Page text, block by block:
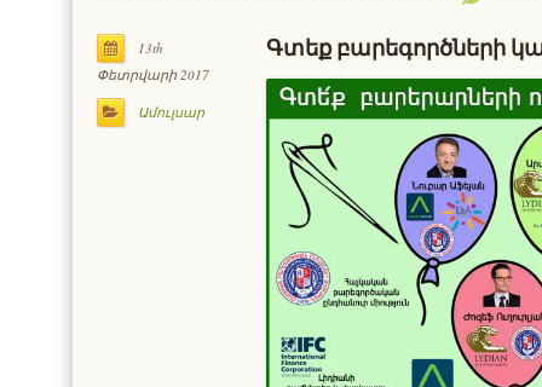
13th
Փետրվարի 2017
Ամուլսար
Գտեք բարեգործների